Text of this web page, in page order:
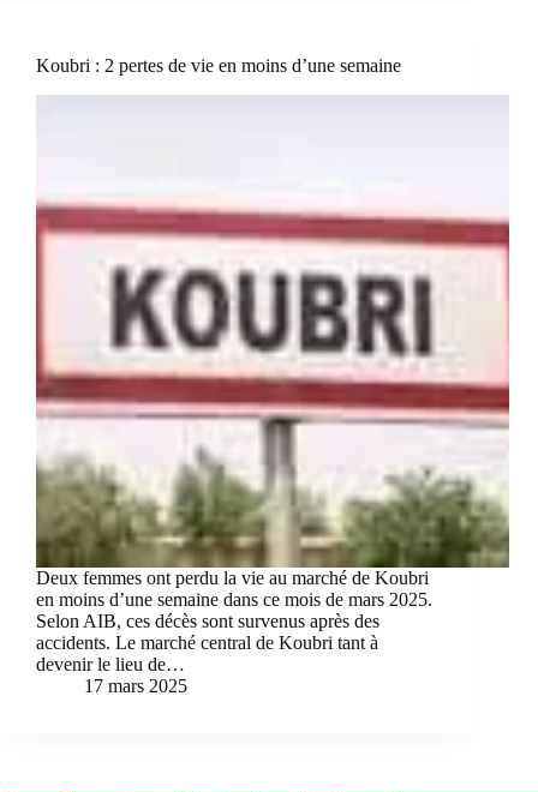
Koubri : 2 pertes de vie en moins d’une semaine
Deux femmes ont perdu la vie au marché de Koubri
en moins d’une semaine dans ce mois de mars 2025.
Selon AIB, ces décès sont survenus après des
accidents. Le marché central de Koubri tant à
devenir le lieu de…
17 mars 2025